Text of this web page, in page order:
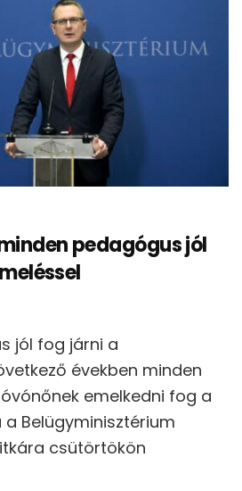
pedagógus jól
jól fog járni a
években minden
emelkedni fog a
Belügyminisztérium
csütörtökön